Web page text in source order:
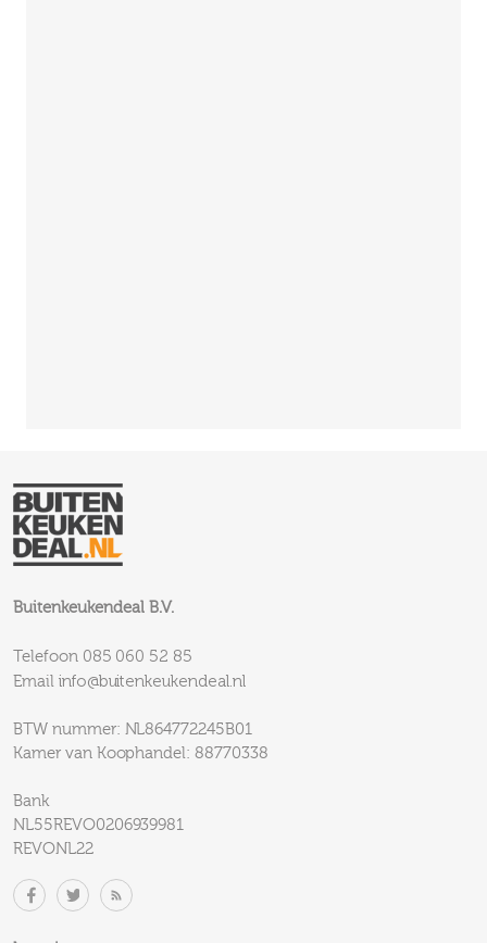
Buitenkeukendeal B.V.
Telefoon 085 060 52 85
Email info@buitenkeukendeal.nl
BTW nummer: NL864772245B01
Kamer van Koophandel: 88770338
Bank
NL55REVO0206939981
REVONL22